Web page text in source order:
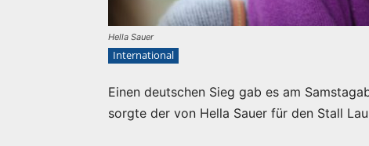
Hella Sauer
International
Einen deutschen Sieg gab es am
sorgte der von Hella Sauer für den Stall